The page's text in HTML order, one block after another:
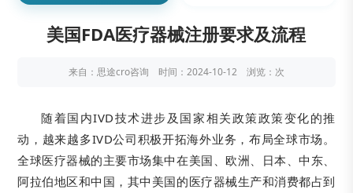
美国FDA医疗器械注册要求及流程
来自：思途cro咨询 时间：2024-10-12 浏览： 次
随着国内IVD技术进步及国家相关政策政策变化的推
动，越来越多IVD公司积极开拓海外业务，布局全球市场。
全球医疗器械的主要市场集中在美国、欧洲、日本、中东、
阿拉伯地区和中国，其中美国的医疗器械生产和消费都占到